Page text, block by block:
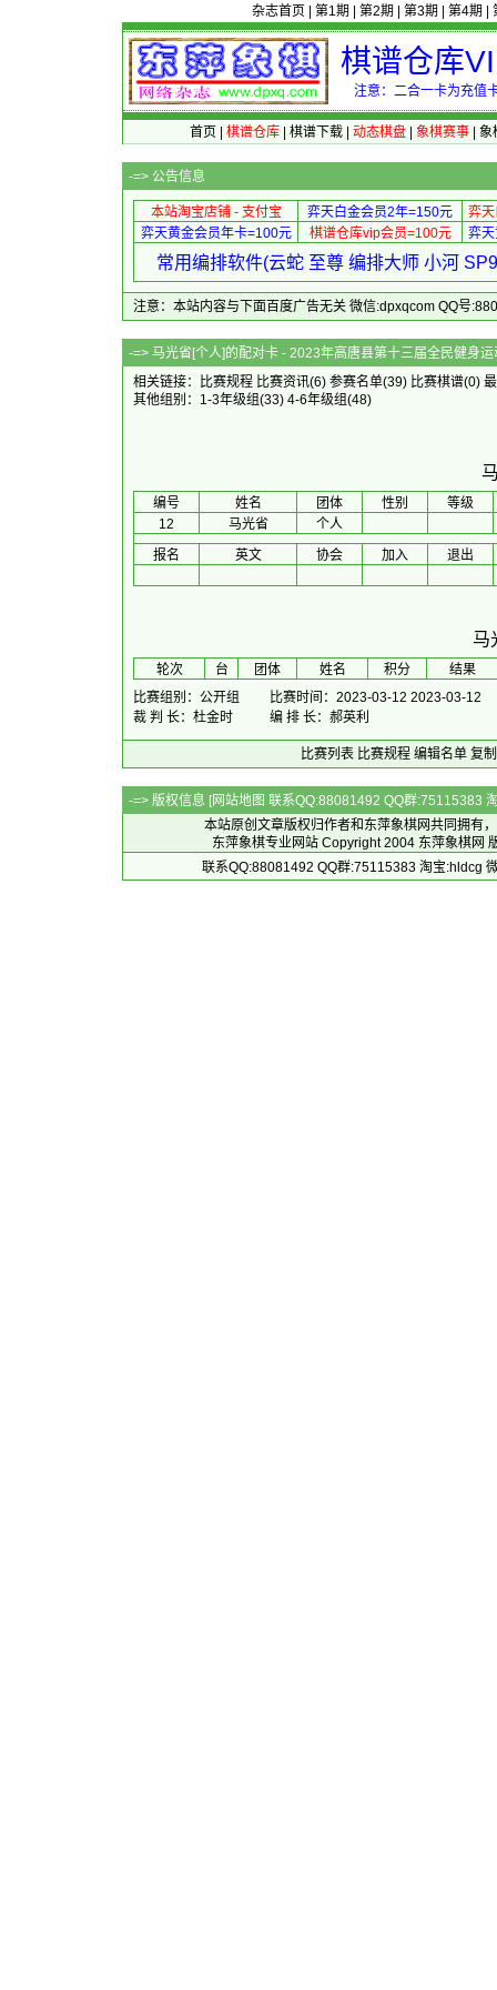
杂志首页 第1期 第2期 第3期 第4期
棋谱仓库
注意：二合一卡为充值
首页 棋谱仓库| 棋谱下载| 动态棋盘| 象棋赛事| 象
-=> 公告信息
本站淘宝店铺 - 支付宝 弈天白金会员2年=150元
弈
弈天黄金会员年卡=100元
棋谱仓库vip会员=100元 弈
常用编排软件(云蛇 至尊 编排大师 小河
注意：本站内容与下面百度广告无关 微信:dpxqcom QQ号
-=> 马光省[个人]的配对卡 - 2023年高唐县第十三届全民健身
相关链接：
比赛规程 比赛资讯(6) 参赛名单(39) 比赛棋谱(0)
其他组别： 1-3年级组(33) 4-6年级组(48)
编号 姓名 团体 性别
等级
12
马光省
个人
报名
英文 协会 加入 退出
马
轮次 台 团体 姓名 积分
结果
比赛组别：公开组
比赛时间：2023-03-12 2023-03-12
裁 判 长：杜金时
编 排 长：郝英利
比赛列表 比赛规程 编辑名单 复
-=> 版权信息 [网站地图 联系QQ:88081492 QQ群:75115383
本站原创文章版权归作者和 东萍象棋网共同拥有
东萍象棋专业网站 Copyright 2004 东萍象棋网
联系QQ:88081492 QQ群:75115383 淘宝:hldcg